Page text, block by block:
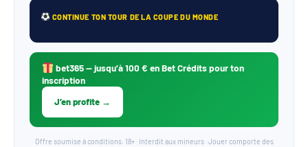
CONTINUE TON TOUR DE LA COUPE DU MONDE
bet365— jusqu’à 100 € en Bet Crédits pour ton
inscription
J’en profite →
Offre soumise à conditions. 18+ · Interdit aux mineurs · Jouer comporte des